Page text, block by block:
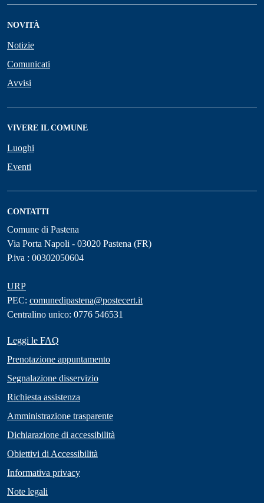
NOVITÀ
Notizie
Comunicati
Avvisi
VIVERE IL COMUNE
Luoghi
Eventi
CONTATTI
Comune di Pastena
Via Porta Napoli - 03020 Pastena (FR)
P.iva : 00302050604
URP
PEC: comunedipastena@postecert.it
Centralino unico: 0776 546531
Leggi le FAQ
Prenotazione appuntamento
Segnalazione disservizio
Richiesta assistenza
Amministrazione trasparente
Dichiarazione di accessibilità
Obiettivi di Accessibilità
Informativa privacy
Note legali